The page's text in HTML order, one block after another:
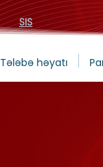
SIS
Tələbə həyatı